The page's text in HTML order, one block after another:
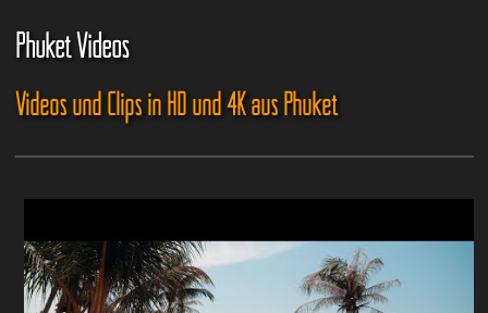
Phuket Videos
Videos und Clips in HD und 4K aus Phuket